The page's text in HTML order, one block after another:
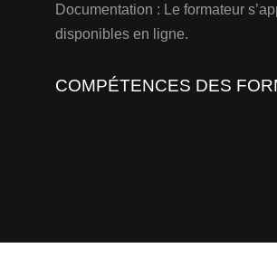
Documentation : Le formateur
disponibles en ligne.
COMPÉTENCES DES